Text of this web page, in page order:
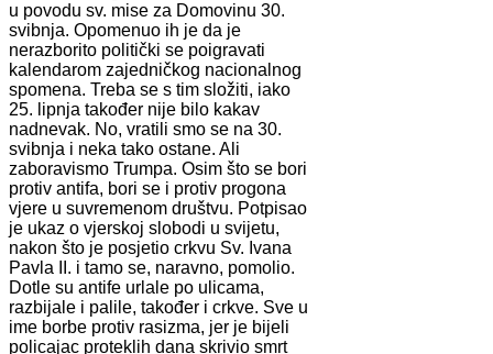
u povodu sv. mise za Domovinu 30.
svibnja. Opomenuo ih je da je
nerazborito politički se poigravati
kalendarom zajedničkog nacionalnog
spomena. Treba se s tim složiti, iako
25. lipnja također nije bilo kakav
nadnevak. No, vratili smo se na 30.
svibnja i neka tako ostane. Ali
zaboravismo Trumpa. Osim što se bori
protiv antifa, bori se i protiv progona
vjere u suvremenom društvu. Potpisao
je ukaz o vjerskoj slobodi u svijetu,
nakon što je posjetio crkvu Sv. Ivana
Pavla II. i tamo se, naravno, pomolio.
Dotle su antife urlale po ulicama,
razbijale i palile, također i crkve. Sve u
ime borbe protiv rasizma, jer je bijeli
policajac proteklih dana skrivio smrt